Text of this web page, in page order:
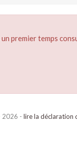
premier temps
2026 - lire la déclaration